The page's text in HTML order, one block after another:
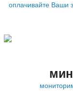
оплачивайте Ваши